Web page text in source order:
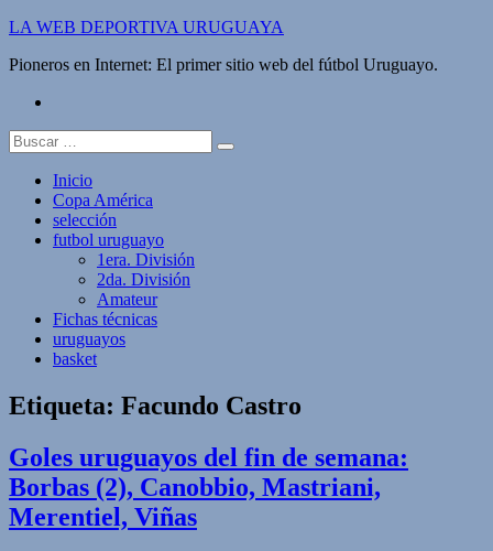
Saltar
contenido
LA WEB DEPORTIVA URUGUAYA
Pioneros en Internet: El primer sitio web del fútbol Uruguayo.
Buscar:
Inicio
Copa América
selección
futbol uruguayo
1era. División
2da. División
Amateur
Fichas técnicas
uruguayos
basket
Etiqueta: Facundo Castro
Goles uruguayos del fin de semana:
Borbas (2), Canobbio, Mastriani,
Merentiel, Viñas